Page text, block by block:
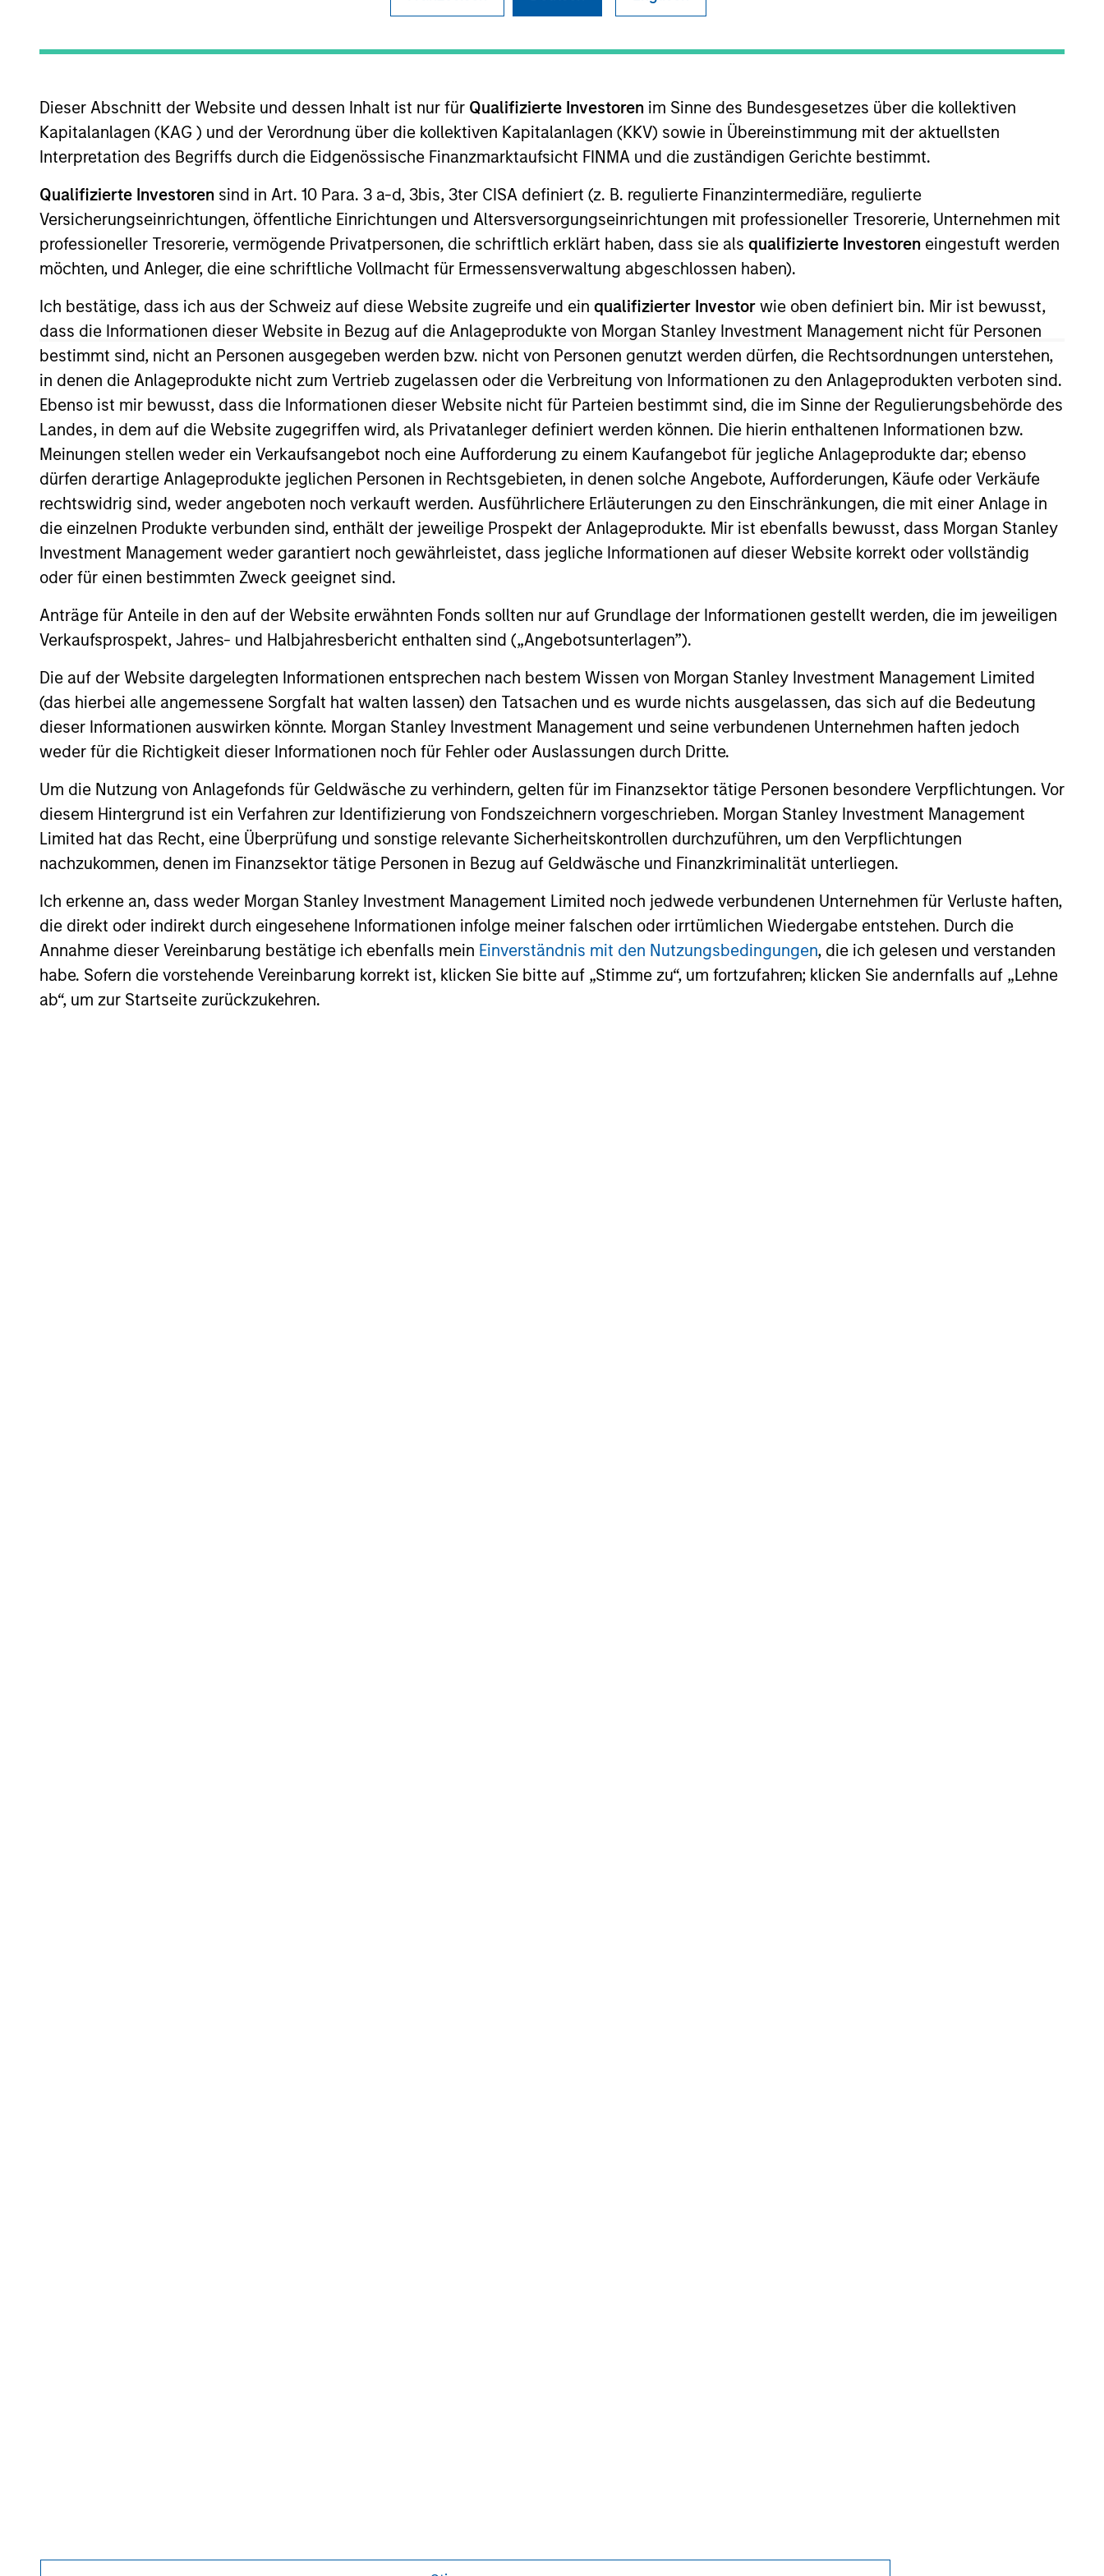
Dieser Abschnitt der Website und dessen Inhalt ist nur für Qualifizierte Investoren im Sinne des Bundesgesetzes über die kollektiven
Kapitalanlagen (KAG ) und der Verordnung über die kollektiven Kapitalanlagen (KKV) sowie in Übereinstimmung mit der aktuellsten
Interpretation des Begriffs durch die Eidgenössische Finanzmarktaufsicht FINMA und die zuständigen Gerichte bestimmt.
Qualifizierte Investoren sind in Art. 10 Para. 3 a-d, 3bis, 3ter CISA definiert (z. B. regulierte Finanzintermediäre, regulierte
Versicherungseinrichtungen, öffentliche Einrichtungen und Altersversorgungseinrichtungen mit professioneller Tresorerie, Unternehmen mit
professioneller Tresorerie, vermögende Privatpersonen, die schriftlich erklärt haben, dass sie als qualifizierte Investoren eingestuft werden
möchten, und Anleger, die eine schriftliche Vollmacht für Ermessensverwaltung abgeschlossen haben).
Ich bestätige, dass ich aus der Schweiz auf diese Website zugreife und ein qualifizierter Investor wie oben definiert bin. Mir ist bewusst,
dass die Informationen dieser Website in Bezug auf die Anlageprodukte von Morgan Stanley Investment Management nicht für Personen
bestimmt sind, nicht an Personen ausgegeben werden bzw. nicht von Personen genutzt werden dürfen, die Rechtsordnungen unterstehen,
in denen die Anlageprodukte nicht zum Vertrieb zugelassen oder die Verbreitung von Informationen zu den Anlageprodukten verboten sind.
Ebenso ist mir bewusst, dass die Informationen dieser Website nicht für Parteien bestimmt sind, die im Sinne der Regulierungsbehörde des
Landes, in dem auf die Website zugegriffen wird, als Privatanleger definiert werden können. Die hierin enthaltenen Informationen bzw.
Meinungen stellen weder ein Verkaufsangebot noch eine Aufforderung zu einem Kaufangebot für jegliche Anlageprodukte dar; ebenso
dürfen derartige Anlageprodukte jeglichen Personen in Rechtsgebieten, in denen solche Angebote, Aufforderungen, Käufe oder Verkäufe
rechtswidrig sind, weder angeboten noch verkauft werden. Ausführlichere Erläuterungen zu den Einschränkungen, die mit einer Anlage in
die einzelnen Produkte verbunden sind, enthält der jeweilige Prospekt der Anlageprodukte. Mir ist ebenfalls bewusst, dass Morgan Stanley
Investment Management weder garantiert noch gewährleistet, dass jegliche Informationen auf dieser Website korrekt oder vollständig
oder für einen bestimmten Zweck geeignet sind.
Anträge für Anteile in den auf der Website erwähnten Fonds sollten nur auf Grundlage der Informationen gestellt werden, die im jeweiligen
Verkaufsprospekt, Jahres- und Halbjahresbericht enthalten sind („Angebotsunterlagen”).
Die auf der Website dargelegten Informationen entsprechen nach bestem Wissen von Morgan Stanley Investment Management Limited
(das hierbei alle angemessene Sorgfalt hat walten lassen) den Tatsachen und es wurde nichts ausgelassen, das sich auf die Bedeutung
dieser Informationen auswirken könnte. Morgan Stanley Investment Management und seine verbundenen Unternehmen haften jedoch
weder für die Richtigkeit dieser Informationen noch für Fehler oder Auslassungen durch Dritte.
Um die Nutzung von Anlagefonds für Geldwäsche zu verhindern, gelten für im Finanzsektor tätige Personen besondere Verpflichtungen. Vor
diesem Hintergrund ist ein Verfahren zur Identifizierung von Fondszeichnern vorgeschrieben. Morgan Stanley Investment Management
Limited hat das Recht, eine Überprüfung und sonstige relevante Sicherheitskontrollen durchzuführen, um den Verpflichtungen
nachzukommen, denen im Finanzsektor tätige Personen in Bezug auf Geldwäsche und Finanzkriminalität unterliegen.
Ich erkenne an, dass weder Morgan Stanley Investment Management Limited noch jedwede verbundenen Unternehmen für Verluste haften,
die direkt oder indirekt durch eingesehene Informationen infolge meiner falschen oder irrtümlichen Wiedergabe entstehen. Durch die
Annahme dieser Vereinbarung bestätige ich ebenfalls mein Einverständnis mit den Nutzungsbedingungen, die ich gelesen und verstanden
habe. Sofern die vorstehende Vereinbarung korrekt ist, klicken Sie bitte auf „Stimme zu“, um fortzufahren; klicken Sie andernfalls auf „Lehne
ab“, um zur Startseite zurückzukehren.
Overview Investment Approach Investment Process Portfolio Managers Insights
Overview
The High Quality Focused Growth is guided by a conservative large-cap growth discipline that seeks to invest in companies
Differentiators
1
Long-term
definition of
quality
based upon the historical
consistency and stability of
earnings growth over the past
ten years and not just a point in
time. This long-term lens
results in a stable universe we
know very well. We believe our
search for consistent
reduce volatility and risk.
2
Consistent
Earnings Growth
We seek companies that
opportunities. This growth is
typically supported by secular
tailwinds, long product life
cycles, and increasing market
share. These business models
typically maintain dominant
franchises with enduring
competitive advantages, high
power. We have a bias towards
business models that generate
predictable and recurring
revenues and strong,
sustainable free cash flows.
3
Investors
As patient investors, we use
goal of building wealth over
time. This enables us to buy
good businesses at reasonable
valuations and allows our
investment thesis to develop.
4
Participation
participate in rising markets
and preserve capital in
declining markets. By avoiding
down markets, the power of
compounding becomes even
stronger and provides greater
long-term wealth.